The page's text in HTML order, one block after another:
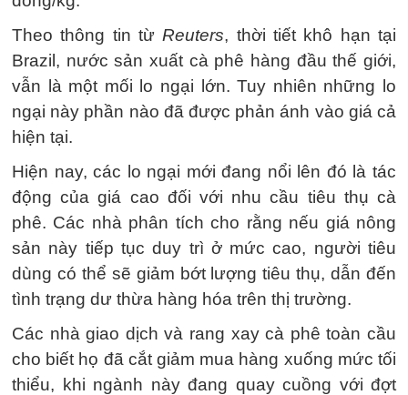
Theo thông tin từReuters, thời tiết khô hạn tại
Brazil, nước sản xuất cà phê hàng đầu thế giới,
vẫn là một mối lo ngại lớn. Tuy nhiên những lo
ngại này phần nào đã được phản ánh vào giá cả
hiện tại.
Hiện nay, các lo ngại mới đang nổi lên đó là tác
động của giá cao đối với nhu cầu tiêu thụ cà
phê. Các nhà phân tích cho rằng nếu giá nông
sản này tiếp tục duy trì ở mức cao, người tiêu
dùng có thể sẽ giảm bớt lượng tiêu thụ, dẫn đến
tình trạng dư thừa hàng hóa trên thị trường.
Các nhà giao dịch và rang xay cà phê toàn cầu
cho biết họ đã cắt giảm mua hàng xuống mức tối
thiểu, khi ngành này đang quay cuồng với đợt